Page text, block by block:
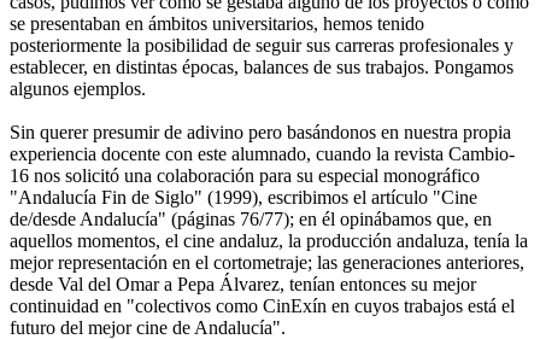
se presentaban en ámbitos universitarios, hemos tenido
posteriormente la posibilidad de seguir sus carreras profesionales y
establecer, en distintas épocas, balances de sus trabajos. Pongamos
algunos ejemplos.
Sin querer presumir de adivino pero basándonos en nuestra propia
experiencia docente con este alumnado, cuando la revista Cambio-
16 nos solicitó una colaboración para su especial monográfico
"Andalucía Fin de Siglo" (1999), escribimos el artículo "Cine
de/desde Andalucía" (páginas 76/77); en él opinábamos que, en
aquellos momentos, el cine andaluz, la producción andaluza, tenía la
mejor representación en el cortometraje; las generaciones anteriores,
desde Val del Omar a Pepa Álvarez, tenían entonces su mejor
continuidad en "colectivos como CinExín en cuyos trabajos está el
futuro del mejor cine de Andalucía".